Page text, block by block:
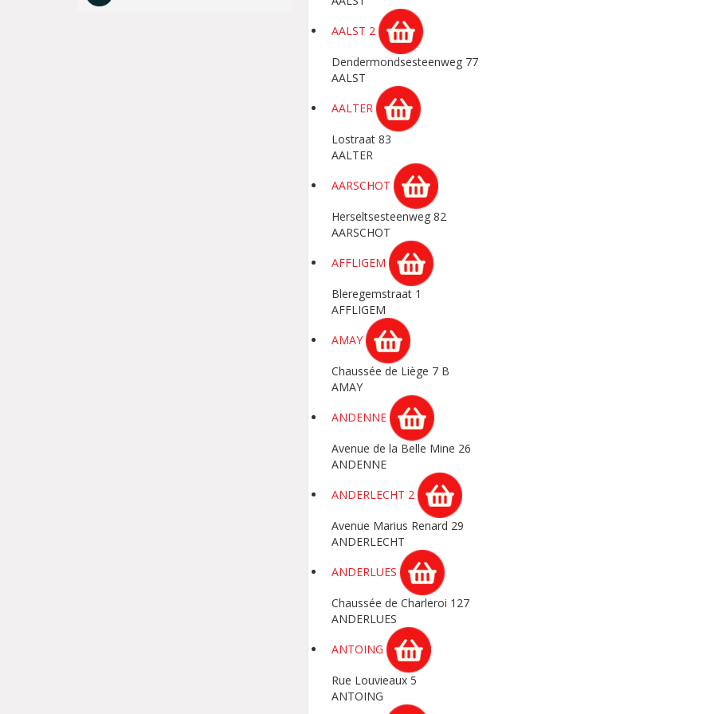
AALST 2
Dendermondsesteenweg 77
AALST
AALTER
Lostraat 83
AALTER
AARSCHOT
Herseltsesteenweg 82
AARSCHOT
AFFLIGEM
Bleregemstraat 1
AFFLIGEM
AMAY
Chaussée de Liège 7 B
AMAY
ANDENNE
Avenue de la Belle Mine 26
ANDENNE
ANDERLECHT 2
Avenue Marius Renard 29
ANDERLECHT
ANDERLUES
Chaussée de Charleroi 127
ANDERLUES
ANTOING
Rue Louvieaux 5
ANTOING